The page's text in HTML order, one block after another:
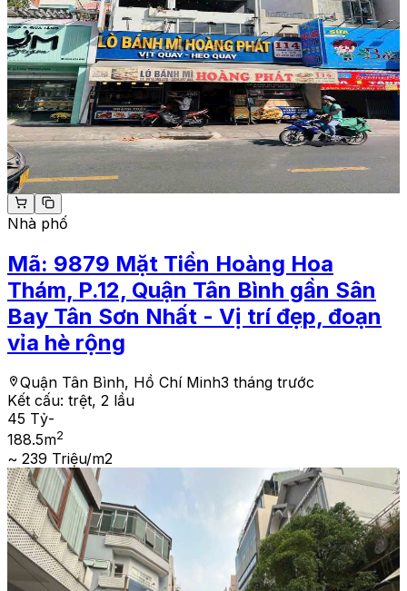
Nhà phố
Mã: 9879 Mặt Tiền Hoàng Hoa
Thám, P.12, Quận Tân Bình gần Sân
Bay Tân Sơn Nhất - Vị trí đẹp, đoạn
vỉa hè rộng
Quận Tân Bình, Hồ Chí Minh3 tháng trước
Kết cấu: trệt, 2 lầu
45 Tỷ-
188.5m2
~ 239 Triệu/m2